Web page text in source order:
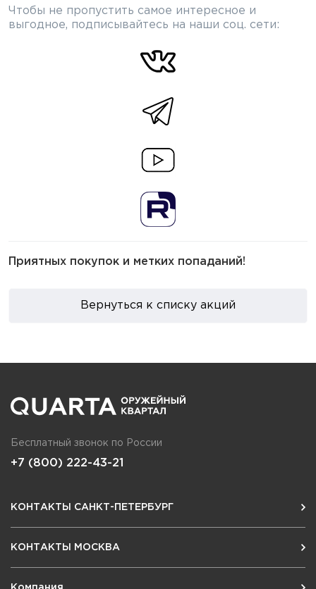
Чтобы не пропустить самое интересное и
выгодное, подписывайтесь на наши соц. сети:
Приятных покупок и метких попаданий!
Вернуться к списку акций
Бесплатный звонок по России
+7 (800) 222-43-21
КОНТАКТЫ САНКТ-ПЕТЕРБУРГ
КОНТАКТЫ МОСКВА